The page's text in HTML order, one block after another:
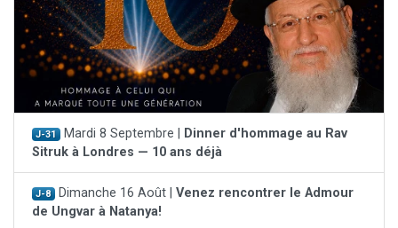
J-31 Mardi 8 Septembre |
Dinner d'hommage au Rav
Sitruk à Londres — 10 ans déjà
J-8 Dimanche 16 Août | Venez rencontrer le Admour
de Ungvar à Natanya!